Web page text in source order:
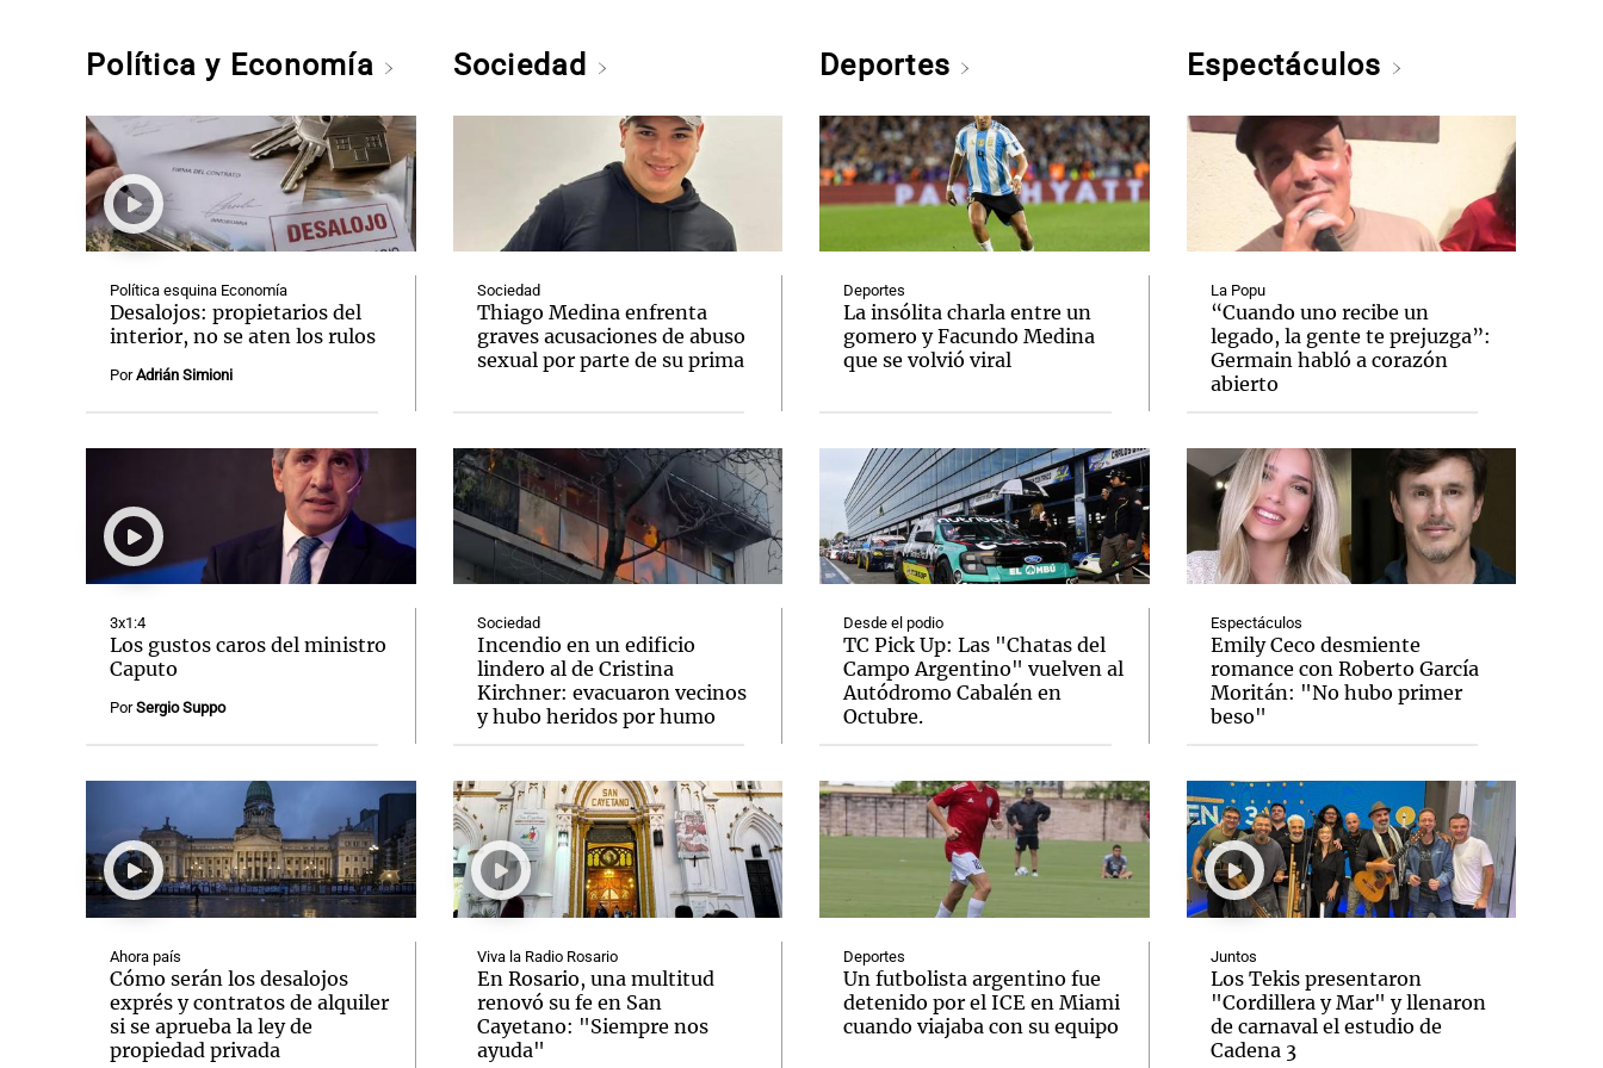
Política y Economía
Política esquina Economía
Desalojos: propietarios del
interior, no se aten los rulos
PorAdrián Simioni
3x1:4
Los gustos caros del ministro
Caputo
PorSergio Suppo
Ahora país
Cómo serán los desalojos
exprés y contratos de alquiler
si se aprueba la ley de
propiedad privada
Sociedad
Sociedad
Thiago Medina enfrenta
graves acusaciones de abuso
sexual por parte de su prima
Sociedad
Incendio en un edificio
lindero al de Cristina
Kirchner: evacuaron vecinos
y hubo heridos por humo
Viva la Radio Rosario
En Rosario, una multitud
renovó su fe en San
Cayetano: "Siempre nos
ayuda"
Deportes
Deportes
La insólita charla entre un
gomero y Facundo Medina
que se volvió viral
Desde el podio
TC Pick Up: Las "Chatas del
Campo Argentino" vuelven al
Autódromo Cabalén en
Octubre.
Deportes
Un futbolista argentino fue
detenido por el ICE en Miami
cuando viajaba con su equipo
Espectáculos
La Popu
“Cuando uno recibe un
legado, la gente te prejuzga”:
Germain habló a corazón
abierto
Espectáculos
Emily Ceco desmiente
romance con Roberto García
Moritán: "No hubo primer
beso"
Juntos
Los Tekis presentaron
"Cordillera y Mar" y llenaron
de carnaval el estudio de
Cadena 3
Notas
El huracán de Arequito
Notas
Cadena 3 en Groenlandia
Notas